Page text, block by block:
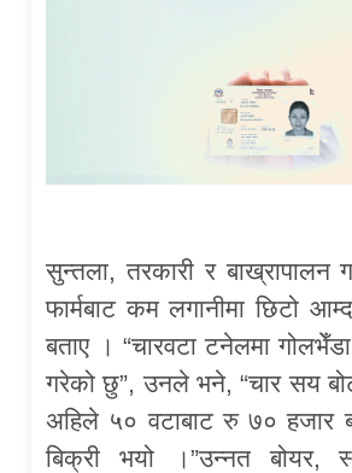
सुन्तला, तरकारी र
फार्मबाट कम लगानीमा छिटो
बताए । “चारवटा टनेलमा
गरेको छु”, उनले भने, “चार सय
अहिले ५० वटाबाट रु ७० हजार
बिक्री भयो ।”उन्नत बोयर,